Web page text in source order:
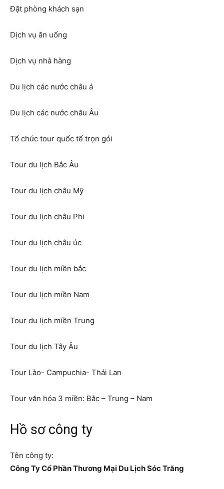
Đặt phòng khách sạn
Dịch vụ ăn uống
Dịch vụ nhà hàng
Du lịch các nước châu á
Du lịch các nước châu Âu
Tổ chức tour quốc tế trọn gói
Tour du lịch Bắc Âu
Tour du lịch châu Mỹ
Tour du lịch châu Phi
Tour du lịch châu úc
Tour du lịch miền bắc
Tour du lịch miền Nam
Tour du lịch miền Trung
Tour du lịch Tây Âu
Tour Lào- Campuchia- Thái Lan
Tour văn hóa 3 miền: Bắc – Trung – Nam
Hồ sơ công ty
Tên công ty:
Công Ty Cổ Phần Thương Mại Du Lịch Sóc Trăng